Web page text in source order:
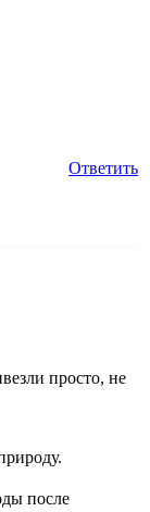
Ответить
просто, не
после